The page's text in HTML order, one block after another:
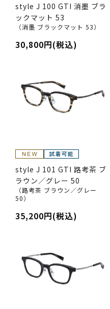
style J 100 GTI 消墨 ブラ
ックマット 53
（消墨 ブラックマット 53）
30,800円(税込)
style J 101 GTI 路考茶 ブ
ラウン／グレー 50
（路考茶 ブラウン／グレー
50）
35,200円(税込)